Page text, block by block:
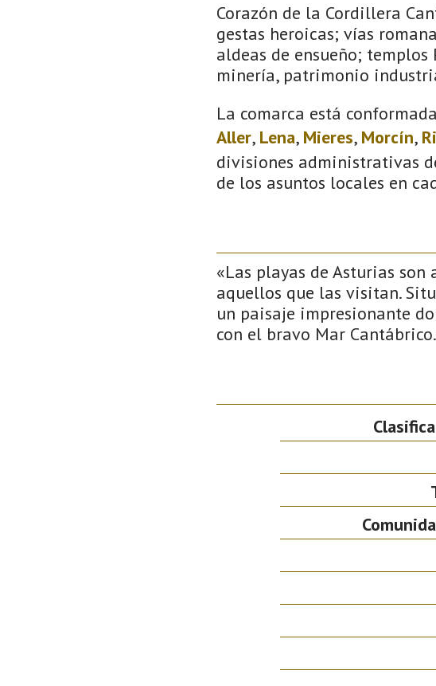
Corazón de la Cordillera
gestas heroicas; vías
aldeas de ensueño;
minería, patrimonio
La comarca está
Aller, Lena, Mieres, Morcín,
divisiones administrativas
de los asuntos locales en
«Las playas de Asturias
aquellos que las visitan.
un paisaje impresionante
con el bravo Mar